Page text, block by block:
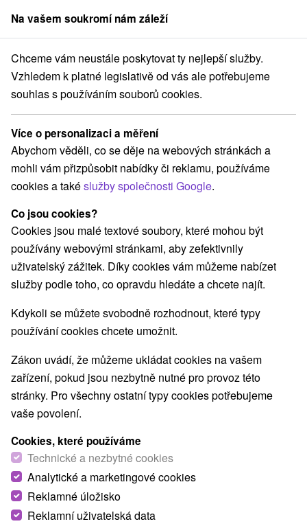
člen skupinySorger
na prenájom Západné Slovensko Trnavský kraj Veľký Meder
Chaty na prenájom Veľký Meder
Kategorie
Všechny kategorie
Hotely na Slovensku (2)
Apartmány(62) Chaty na prenájom(4) Penzióny
Priváty Ubytovne
Vyberte lokalitu nebo termín
VŠECHNY NEJLEVNĚJŠÍ NEJDRAŽŠÍ PODLE
Na vašem soukromí nám záleží
Chceme vám neustále poskytovat ty nejlepší služby.
Vzhledem k platné legislativě od vás ale potřebujeme
souhlas s používáním souborů cookies.
Více o personalizaci a měření
Abychom věděli, co se děje na webových stránkách a
mohli vám přizpůsobit nabídky či reklamu, používáme
cookies a takéslužby společnosti Google.
Co jsou cookies?
Cookies jsou malé textové soubory, které mohou být
používány webovými stránkami, aby zefektivnily
uživatelský zážitek. Díky cookies vám můžeme nabízet
služby podle toho, co opravdu hledáte a chcete najít.
Kdykoli se můžete svobodně rozhodnout, které typy
používání cookies chcete umožnit.
Zákon uvádí, že můžeme ukládat cookies na vašem
zařízení, pokud jsou nezbytně nutné pro provoz této
stránky. Pro všechny ostatní typy cookies potřebujeme
vaše povolení.
Cookies, které používáme
Technické a nezbytné cookies
Analytické a marketingové cookies
Reklamné úložisko
Reklamní uživatelská data